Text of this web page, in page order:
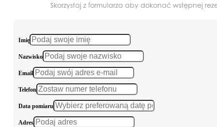
Skorzystaj z formularza aby dokonać wstępnej
Imię
Nazwisko
Email
Telefon
Data pomiaru
Adres